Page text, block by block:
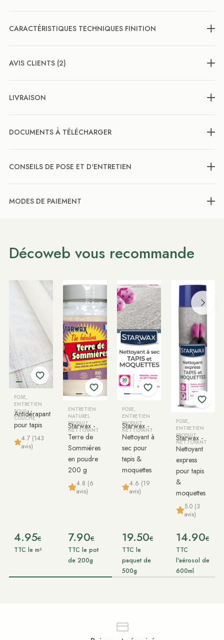
CARACTÉRISTIQUES TECHNIQUES FINITION
AVIS CLIENTS (2)
LIVRAISON
DOCUMENTS À TÉLÉCHARGER
CONSEILS DE POSE ET D'ENTRETIEN
MODES DE PAIEMENT
Décoweb vous recommande
POSE,
ENTRETIEN
SOUS
COUCHE
Antidérapant
pour tapis
4.7 (143
avis)
4.95€
TTC le m²
ENTRETIEN
NATUREL
PRODUIT
NETTOYANT
Starwax -
Terre de
Sommières
en poudre
200 g
4.8 (6
avis)
7.90€
TTC le pot
de 200g
POSE,
ENTRETIEN
PRODUIT
NETTOYANT
Starwax -
Nettoyant à
sec pour
tapis &
moquettes
4.6 (19
avis)
19.50€
TTC le
paquet de
500g
POSE,
ENTRETIEN
PRODUIT
NETTOYANT
Starwax -
Nettoyant
express
pour tapis
&
moquettes
5.0 (3
avis)
14.90€
TTC
l'aérosol de
600ml